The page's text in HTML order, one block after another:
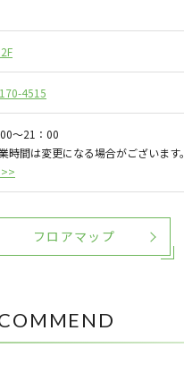
4515
～21：00
時間は変更になる場合がございます。
フロアマップ